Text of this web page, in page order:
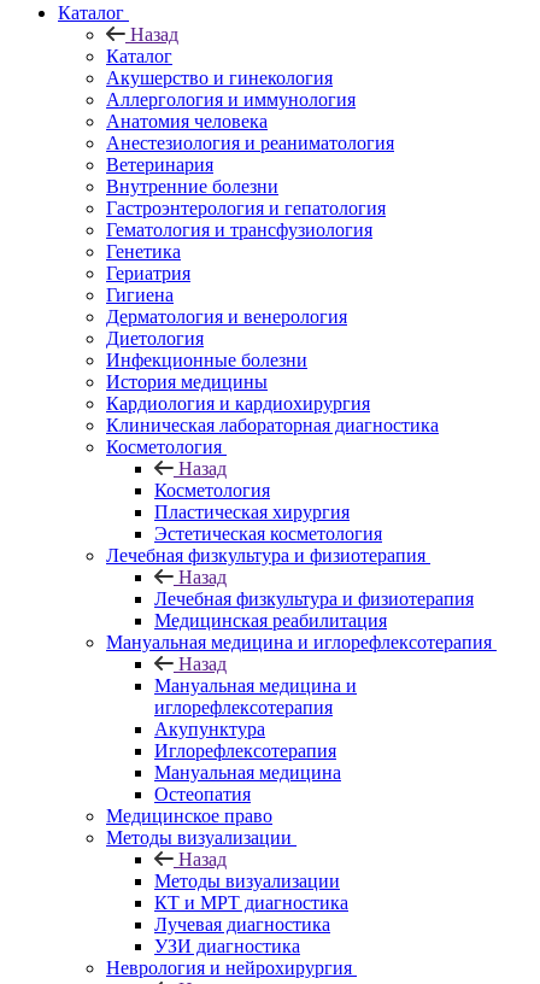
Каталог
Назад
Каталог
Акушерство и гинекология
Аллергология и иммунология
Анатомия человека
Анестезиология и реаниматология
Ветеринария
Внутренние болезни
Гастроэнтерология и гепатология
Гематология и трансфузиология
Генетика
Гериатрия
Гигиена
Дерматология и венерология
Диетология
Инфекционные болезни
История медицины
Кардиология и кардиохирургия
Клиническая лабораторная диагностика
Косметология
Назад
Косметология
Пластическая хирургия
Эстетическая косметология
Лечебная физкультура и физиотерапия
Назад
Лечебная физкультура и физиотерапия
Медицинская реабилитация
Мануальная медицина и иглорефлексотерапия
Назад
Мануальная медицина и
иглорефлексотерапия
Акупунктура
Иглорефлексотерапия
Мануальная медицина
Остеопатия
Медицинское право
Методы визуализации
Назад
Методы визуализации
КТ и МРТ диагностика
Лучевая диагностика
УЗИ диагностика
Неврология и нейрохирургия